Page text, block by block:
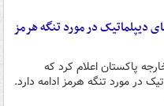
دیپلماتیک در مورد تنگه هرمز
پاکستان اعلام کرد که
در مورد تنگه هرمز ادامه دارد.